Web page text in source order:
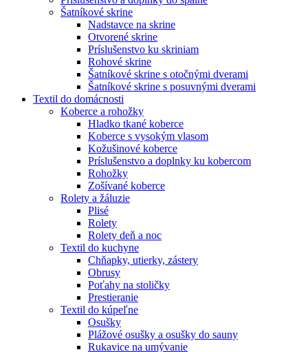
Šatníkové skrine
Nadstavce na skrine
Otvorené skrine
Príslušenstvo ku skriniam
Rohové skrine
Šatníkové skrine s otočnými dverami
Šatníkové skrine s posuvnými dverami
Textil do domácnosti
Koberce a rohožky
Hladko tkané koberce
Koberce s vysokým vlasom
Kožušinové koberce
Príslušenstvo a doplnky ku kobercom
Rohožky
Zošívané koberce
Rolety a žáluzie
Plisé
Rolety
Rolety deň a noc
Textil do kuchyne
Chňapky, utierky, zástery
Obrusy
Poťahy na stoličky
Prestieranie
Textil do kúpeľne
Osušky
Plážové osušky a osušky do sauny
Rukavice na umývanie